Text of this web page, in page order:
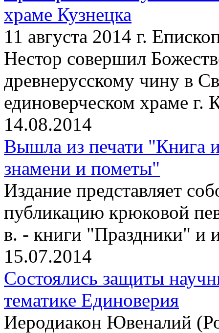
храме Кузнецка
11 августа 2014 г.
Нестор совершил
древнерусскому чину в
единоверческом храме г.
14.08.2014
Вышла из печати "Книга
знамени и пометы"
Издание представляет
публикацию крюковой
в. - книги "Праздники" и
15.07.2014
Состоялись защиты
тематике Единоверия
Иеродиакон Ювеналий